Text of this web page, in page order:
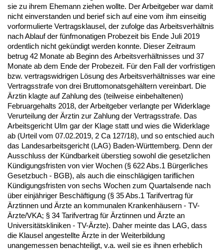
sie zu ihrem Ehemann ziehen wollte. Der Arbeitgeber war damit
nicht einverstanden und berief sich auf eine vom ihm einseitig
vorformulierte Vertragsklausel, der zufolge das Arbeitsverhältnis
nach Ablauf der fünfmonatigen Probezeit bis Ende Juli 2019
ordentlich nicht gekündigt werden konnte. Dieser Zeitraum
betrug 42 Monate ab Beginn des Arbeitsverhältnisses und 37
Monate ab dem Ende der Probezeit. Für den Fall der vorfristigen
bzw. vertragswidrigen Lösung des Arbeitsverhältnisses war eine
Vertragsstrafe von drei Bruttomonatsgehältern vereinbart. Die
Ärztin klagte auf Zahlung des (teilweise einbehaltenen)
Februargehalts 2018, der Arbeitgeber verlangte per Widerklage
Verurteilung der Ärztin zur Zahlung der Vertragsstrafe. Das
Arbeitsgericht Ulm gar der Klage statt und wies die Widerklage
ab (Urteil vom 07.02.2019, 2 Ca 127/18), und so entschied auch
das Landesarbeitsgericht (LAG) Baden-Württemberg. Denn der
Ausschluss der Kündbarkeit überstieg sowohl die gesetzlichen
Kündigungsfristen von vier Wochen (§ 622 Abs.1 Bürgerliches
Gesetzbuch - BGB), als auch die einschlägigen tariflichen
Kündigungsfristen von sechs Wochen zum Quartalsende nach
über einjähriger Beschäftigung (§ 35 Abs.1 Tarifvertrag für
Ärztinnen und Ärzte an kommunalen Krankenhäusern - TV-
Ärzte/VKA; § 34 Tarifvertrag für Ärztinnen und Ärzte an
Universitätskliniken - TV-Ärzte). Daher meinte das LAG, dass
die Klausel angestellte Ärzte in der Weiterbildung
unangemessen benachteiligt, v.a. weil sie es ihnen erheblich